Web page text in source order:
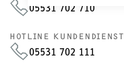
05531 702 710
HOTLINE KUNDENDIENST
05531 702 111